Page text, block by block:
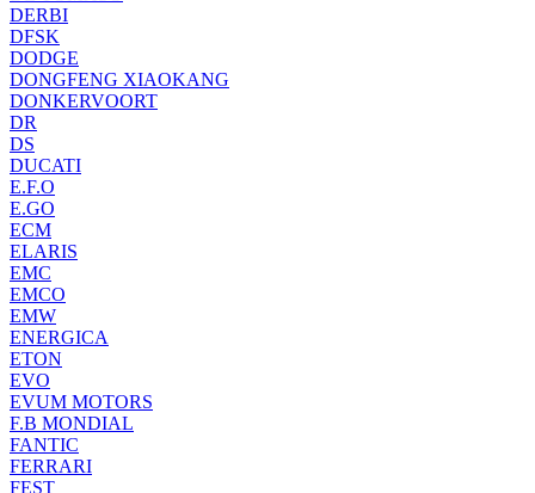
DERBI
DFSK
DODGE
DONGFENG XIAOKANG
DONKERVOORT
DR
DS
DUCATI
E.F.O
E.GO
ECM
ELARIS
EMC
EMCO
EMW
ENERGICA
ETON
EVO
EVUM MOTORS
F.B MONDIAL
FANTIC
FERRARI
FEST